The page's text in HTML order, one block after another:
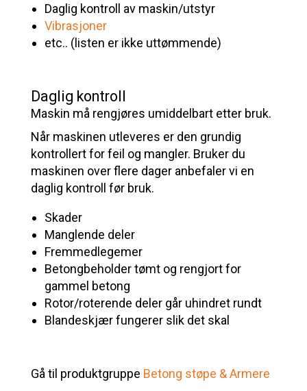
Daglig kontroll av maskin/utstyr
Vibrasjoner
etc.. (listen er ikke uttømmende)
Daglig kontroll
Maskin må rengjøres umiddelbart etter bruk.
Når maskinen utleveres er den grundig
kontrollert for feil og mangler. Bruker du
maskinen over flere dager anbefaler vi en
daglig kontroll før bruk.
Skader
Manglende deler
Fremmedlegemer
Betongbeholder tømt og rengjort for
gammel betong
Rotor/roterende deler går uhindret rundt
Blandeskjær fungerer slik det skal
Gå til produktgruppe Betong støpe & Armere